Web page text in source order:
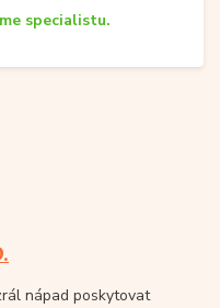
specialistu.
nápad poskytovat